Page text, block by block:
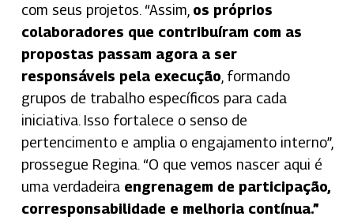
com seus projetos. “Assim, os próprios
colaboradores que contribuíram com as
propostas passam agora a ser
responsáveis pela execução , formando
grupos de trabalho específicos para cada
iniciativa. Isso fortalece o senso de
pertencimento e amplia o engajamento interno”,
prossegue Regina. “O que vemos nascer aqui é
uma verdadeira engrenagem de participação,
corresponsabilidade e melhoria contínua.”